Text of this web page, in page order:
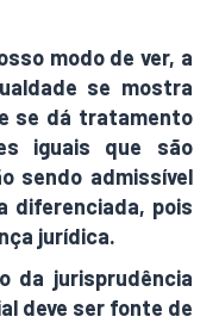
modo de ver, a
se mostra
se dá tratamento
iguais que são
sendo admissível
diferenciada, pois
jurídica.
da jurisprudência
deve ser fonte de